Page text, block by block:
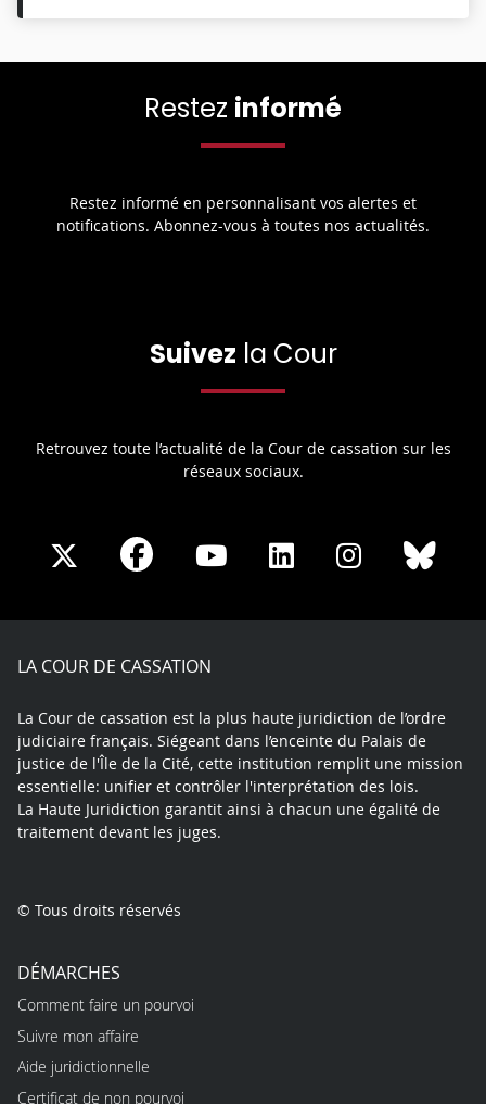
Restez informé
Restez informé en personnalisant vos alertes et
notifications. Abonnez-vous à toutes nos actualités.
Suivez la Cour
Retrouvez toute l’actualité de la Cour de cassation sur les
réseaux sociaux.
Share
X
Share
Facebook
Share
Youtube
Share
LinkedIn
Share
Instagram
LA COUR DE CASSATION
La Cour de cassation est la plus haute juridiction de l’ordre
judiciaire français. Siégeant dans l’enceinte du Palais de
justice de l'Île de la Cité, cette institution remplit une mission
essentielle: unifier et contrôler l'interprétation des lois.
La Haute Juridiction garantit ainsi à chacun une égalité de
traitement devant les juges.
© Tous droits réservés
DÉMARCHES
Comment faire un pourvoi
Suivre mon affaire
Aide juridictionnelle
Certificat de non pourvoi